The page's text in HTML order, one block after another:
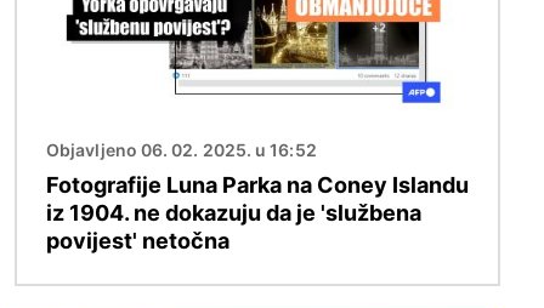
Objavljeno 06. 02. 2025. u 16:52
Fotografije Luna Parka na Coney Islandu
iz 1904. ne dokazuju da je 'službena
povijest' netočna